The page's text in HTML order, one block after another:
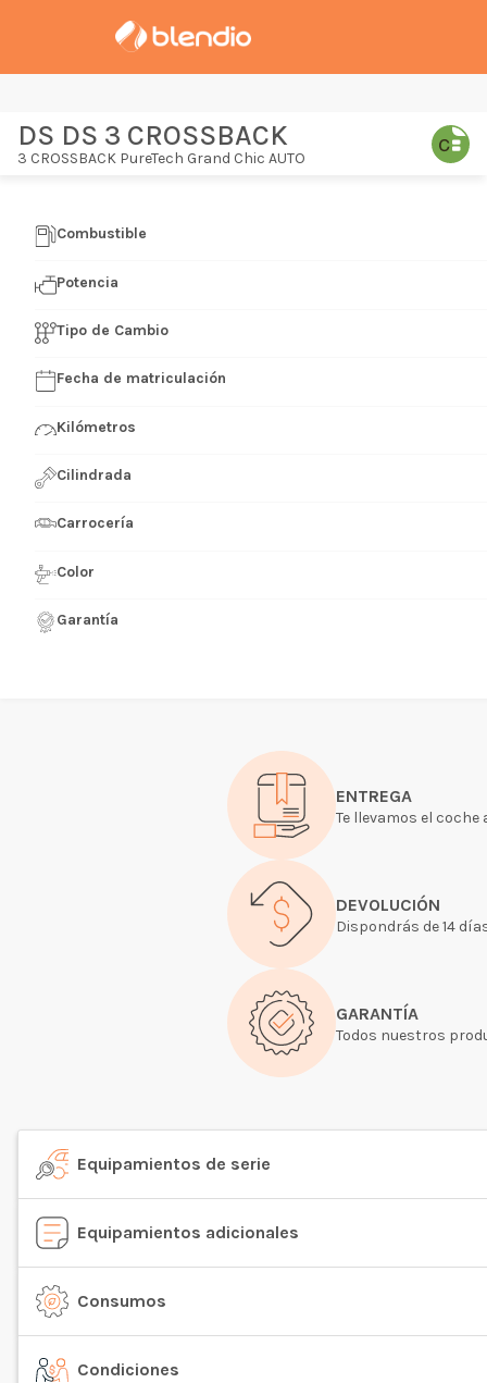
DS DS 3 CROSSBACK
3 CROSSBACK PureTech Grand Chic AUTO
ENTREGA
Te llevamos el coche
DEVOLUCIÓN
Dispondrás de 14
GARANTÍA
Todos nuestros
Equipamientos de serie
Equipamientos adicionales
Consumos
Condiciones
Combustible
Potencia
Tipo de Cambio
Fecha de matriculación
Kilómetros
Cilindrada
Carrocería
Color
Garantía